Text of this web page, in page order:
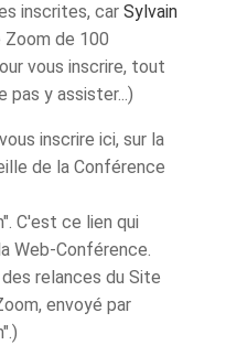
inscrites, carSylvain
Zoom de 100
vous inscrire, tout
pas y assister...)
inscrire ici, sur la
de la Conférence
C'est ce lien qui
Web-Conférence.
relances du Site
envoyé par